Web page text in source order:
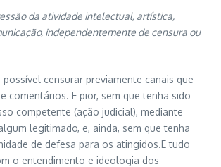
da atividade intelectual, artística,
independentemente de censura ou
censurar previamente canais que
comentários. E pior, sem que tenha sido
competente (ação judicial), mediante
legitimado, e, ainda, sem que tenha
de defesa para os atingidos.E tudo
o entendimento e ideologia dos